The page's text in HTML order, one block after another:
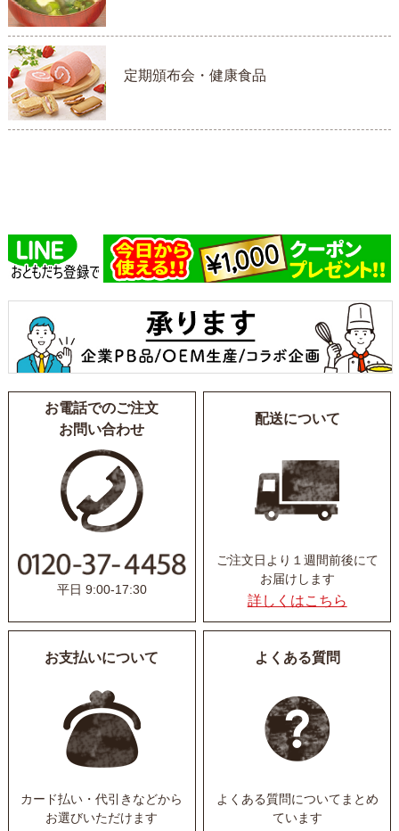
定期頒布会・健康食品
お電話でのご注文
お問い合わせ
平日 9:00-17:30
配送について
ご注文日より１週間前後にて
お届けします
詳しくはこちら
お支払いについて
カード払い・代引きなどから
お選びいただけます
よくある質問
よくある質問について まとめ
ています